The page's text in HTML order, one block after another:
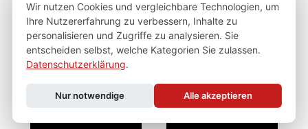
Wir nutzen Cookies und vergleichbare Technologien, um
Ihre Nutzererfahrung zu verbessern, Inhalte zu
personalisieren und Zugriffe zu analysieren. Sie
entscheiden selbst, welche Kategorien Sie zulassen.
Datenschutzerklärung.
Nur notwendige Alle akzeptieren